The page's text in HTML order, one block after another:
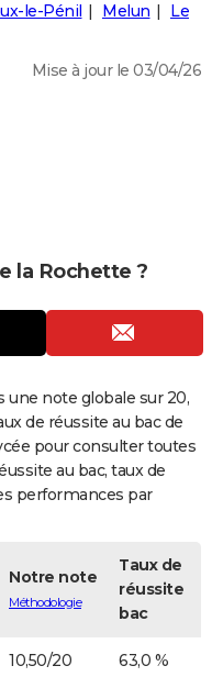
le-Pénil Melun
Le
Mise à jour le 03/04/26
la Rochette ?
une note globale sur 20,
de réussite au bac de
pour consulter toutes
au bac, taux de
performances par
Notre note
Méthodologie
Taux de
réussite
bac
10,50/20 63,0 %